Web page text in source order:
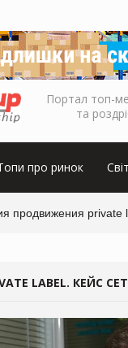
Портал топ-
та
про ринок
продвижения private
LABEL. КЕЙС